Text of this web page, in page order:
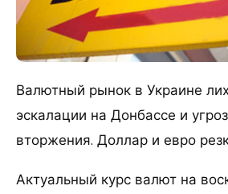
Валютный рынок в Украине
эскалации на Донбассе и
вторжения. Доллар и евро
Актуальный курс валют на